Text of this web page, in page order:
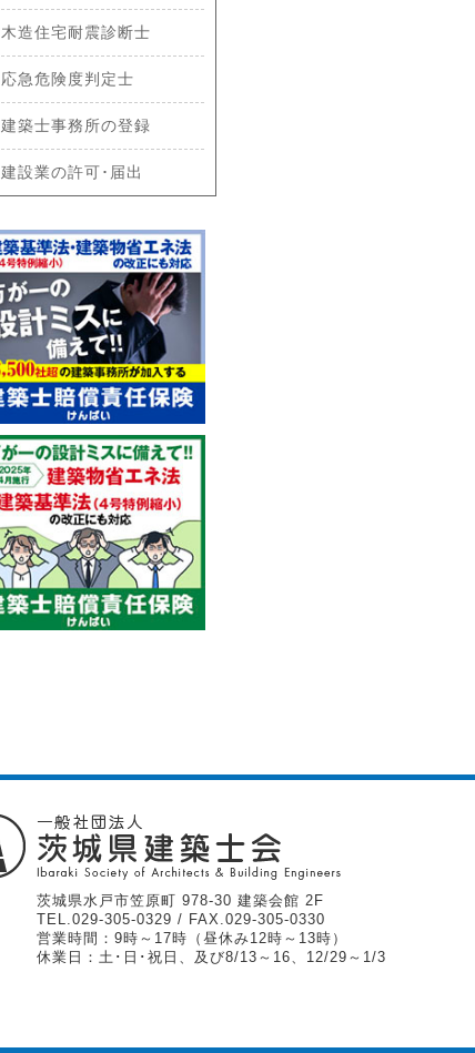
木造住宅耐震診断士
応急危険度判定士
建築士事務所の登録
建設業の許可･届出
茨城県水戸市笠原町 978-30 建築会館 2F
TEL. 029-305-0329 / FAX.029-305-0330
営業時間：9時～17時（昼休み12時～13時）
休業日：土･日･祝日、及び8/13～16、12/29～1/3